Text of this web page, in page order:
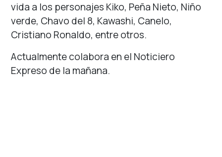
vida a los personajes Kiko, Peña Nieto, Niño
verde, Chavo del 8, Kawashi, Canelo,
Cristiano Ronaldo, entre otros.
Actualmente colabora en el Noticiero
Expreso de la mañana.